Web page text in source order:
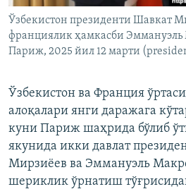
Ўзбекистон президенти Шавкат
франциялик ҳамкасби
Париж, 2025 йил 12 марти
Ўзбекистон ва Франция
алоқалари янги даражага
куни Париж шаҳрида бўлиб
якунида икки давлат
Мирзиёев ва Эммануэль
шериклик ўрнатиш